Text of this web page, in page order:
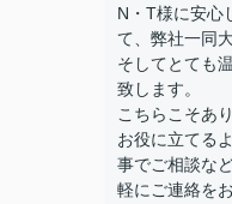
N・T様に安心
て、弊社一同
そしてとても
致します。
こちらこそあ
お役に立てる
事でご相談な
軽にご連絡を